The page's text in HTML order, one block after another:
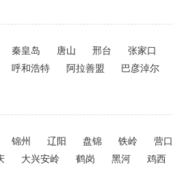
秦皇岛 唐山 邢台 张家口
呼和浩特 阿拉善盟 巴彦淖尔
锦州 辽阳 盘锦 铁岭 营口
大兴安岭 鹤岗 黑河 鸡西